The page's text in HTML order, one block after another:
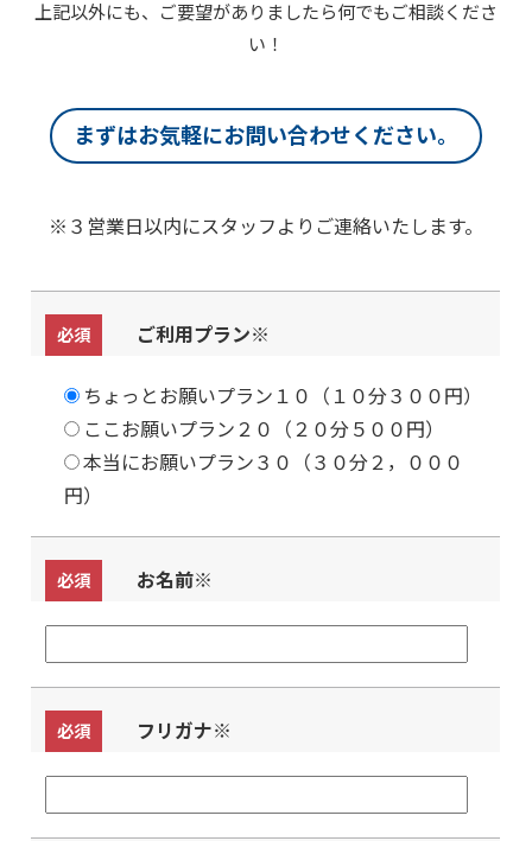
上記以外にも、ご要望がありましたら何でもご相談くださ
い！
まずはお気軽にお問い合わせください。
※３営業日以内にスタッフよりご連絡いたします。
必須 ご利用プラン※
ちょっとお願いプラン１０（１０分３００円）
ここお願いプラン２０（２０分５００円）
本当にお願いプラン３０（３０分２，０００
円）
必須 お名前※
必須 フリガナ※